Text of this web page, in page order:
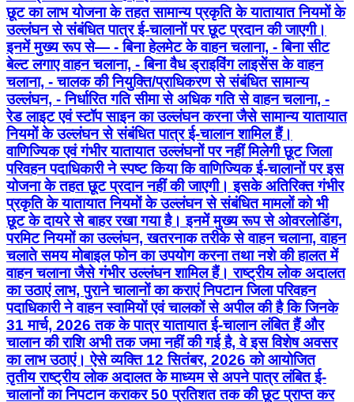
छूट का लाभ योजना के तहत सामान्य प्रकृति के यातायात नियमों के
उल्लंघन से संबंधित पात्र ई-चालानों पर छूट प्रदान की जाएगी।
इनमें मुख्य रूप से— - बिना हेलमेट के वाहन चलाना, - बिना सीट
बेल्ट लगाए वाहन चलाना, - बिना वैध ड्राइविंग लाइसेंस के वाहन
चलाना, - चालक की नियुक्ति/प्राधिकरण से संबंधित सामान्य
उल्लंघन, - निर्धारित गति सीमा से अधिक गति से वाहन चलाना, -
रेड लाइट एवं स्टॉप साइन का उल्लंघन करना जैसे सामान्य यातायात
नियमों के उल्लंघन से संबंधित पात्र ई-चालान शामिल हैं।
वाणिज्यिक एवं गंभीर यातायात उल्लंघनों पर नहीं मिलेगी छूट जिला
परिवहन पदाधिकारी ने स्पष्ट किया कि वाणिज्यिक ई-चालानों पर इस
योजना के तहत छूट प्रदान नहीं की जाएगी। इसके अतिरिक्त गंभीर
प्रकृति के यातायात नियमों के उल्लंघन से संबंधित मामलों को भी
छूट के दायरे से बाहर रखा गया है। इनमें मुख्य रूप से ओवरलोडिंग,
परमिट नियमों का उल्लंघन, खतरनाक तरीके से वाहन चलाना, वाहन
चलाते समय मोबाइल फोन का उपयोग करना तथा नशे की हालत में
वाहन चलाना जैसे गंभीर उल्लंघन शामिल हैं। राष्ट्रीय लोक अदालत
का उठाएं लाभ, पुराने चालानों का कराएं निपटान जिला परिवहन
पदाधिकारी ने वाहन स्वामियों एवं चालकों से अपील की है कि जिनके
31 मार्च, 2026 तक के पात्र यातायात ई-चालान लंबित हैं और
चालान की राशि अभी तक जमा नहीं की गई है, वे इस विशेष अवसर
का लाभ उठाएं। ऐसे व्यक्ति 12 सितंबर, 2026 को आयोजित
तृतीय राष्ट्रीय लोक अदालत के माध्यम से अपने पात्र लंबित ई-
चालानों का निपटान कराकर 50 प्रतिशत तक की छूट प्राप्त कर